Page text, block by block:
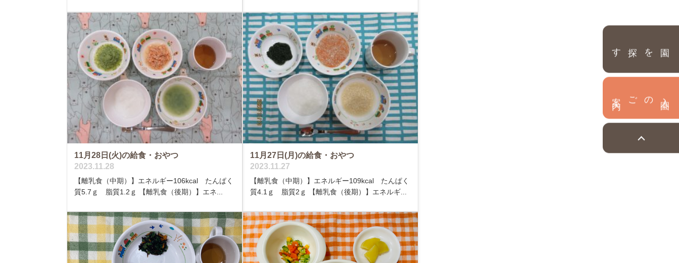
園を探す
11月28日(火)の給食・おやつ
2023.11.28
【離乳食（中期）】エネルギー106kcal たんぱく
質5.7ｇ 脂質1.2ｇ 【離乳食（後期）】エネ...
11月27日(月)の給食・おやつ
2023.11.27
【離乳食（中期）】エネルギー109kcal たんぱく
質4.1ｇ 脂質2ｇ 【離乳食（後期）】エネルギ...